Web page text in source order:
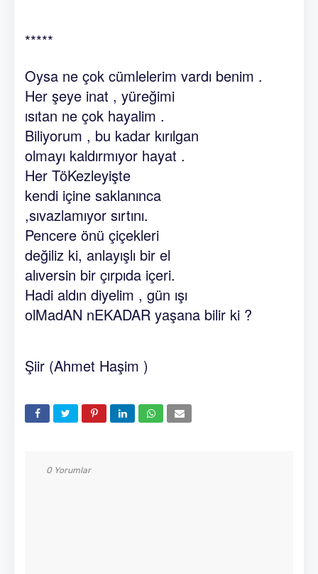
*****
Oysa ne çok cümlelerim vardı benim .
Her şeye inat , yüreğimi
ısıtan ne çok hayalim .
Biliyorum , bu kadar kırılgan
olmayı kaldırmıyor hayat .
Her TöKezleyişte
kendi içine saklanınca
,sıvazlamıyor sırtını.
Pencere önü çiçekleri
değiliz ki, anlayışlı bir el
alıversin bir çırpıda içeri.
Hadi aldın diyelim , gün ışı
olMadAN nEKADAR yaşana bilir ki ?
Şiir (Ahmet Haşim )
0 Yorumlar